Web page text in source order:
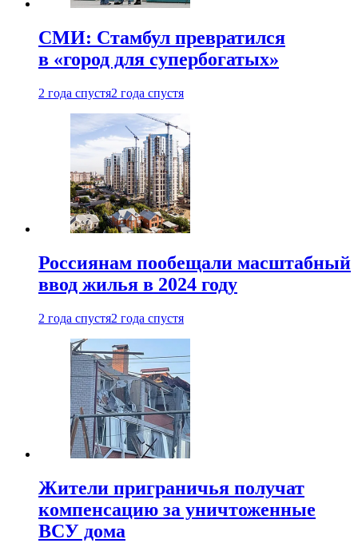
СМИ: Стамбул превратился
в «город для супербогатых»
2 года спустя2 года спустя
Россиянам пообещали масштабный
ввод жилья в 2024 году
2 года спустя2 года спустя
Жители приграничья получат
компенсацию за уничтоженные
ВСУ дома